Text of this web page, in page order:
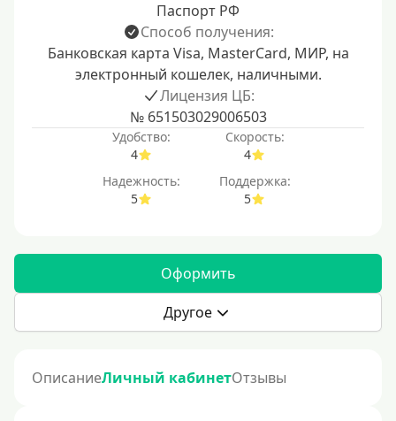
Паспорт РФ
Способ получения:
Банковская карта Visa, MasterCard, МИР, на
электронный кошелек, наличными.
Лицензия ЦБ:
№ 651503029006503
Удобство:
4
Скорость:
4
Надежность:
5
Поддержка:
5
Оформить
Другое
ОписаниеЛичный кабинетОтзывы